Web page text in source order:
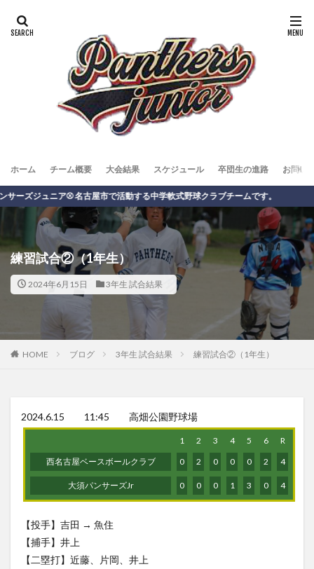
ホーム チーム概要 大会結果 スケジュール 卒団生の進路 お問い
ニア⚾️ 名古屋市で活動する中学軟式野球クラブチームです。
練習試合②（1年生）
2024年6月15日 3年生 試合結果
HOME ブログ 3年生 試合結果 練習試合②（1年生）
2024.6.15 11:45 高畑公園野球場
1 2 3 4 5 6
R
西名古屋ベースボールクラブ
0 2 0 0 0 2 4
大須パンサーズJr 0 0 0 1 3 0 4
【投手】吉田 → 魚住
【捕手】井上
【二塁打】近藤、片岡、井上